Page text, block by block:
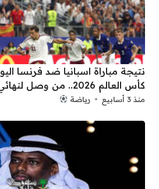
نتيجة مباراة اسبانيا ضد فرنسا
كأس العالم 2026.. من وصل لنهائي المونديال؟
منذ 3 أسابيع رياضة